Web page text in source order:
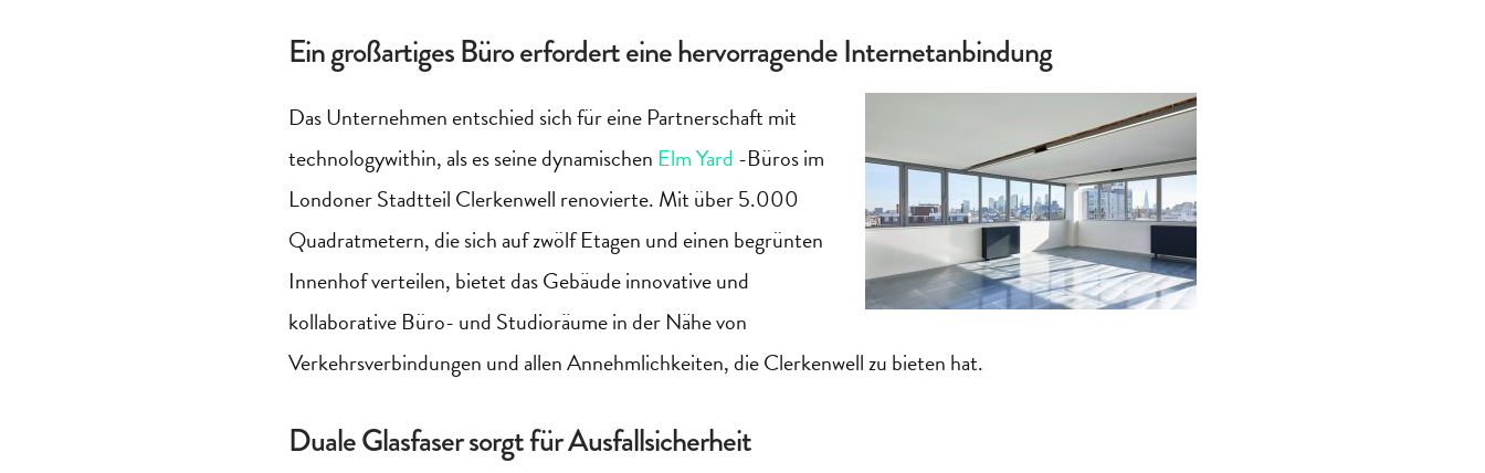
Ein großartiges Büro erfordert eine hervorragende Internetanbindung
Das Unternehmen entschied sich für eine Partnerschaft mit
technologywithin, als es seine dynamischen Elm Yard -Büros im
Londoner Stadtteil Clerkenwell renovierte. Mit über 5.000
Quadratmetern, die sich auf zwölf Etagen und einen begrünten
Innenhof verteilen, bietet das Gebäude innovative und
kollaborative Büro- und Studioräume in der Nähe von
Verkehrsverbindungen und allen Annehmlichkeiten, dieClerkenwellzu bieten hat.
Duale Glasfaser sorgt für Ausfallsicherheit